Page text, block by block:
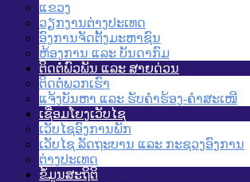
ແຂວງ
ວຽກງານຕ່າງປະເທດ
ອົງການຈັດຕັ້ງມະຫາຊົນ
ຫ້ອງການ ແລະ ບັນດາກົມ
ຕິດຕໍ່ພົວພັນ ແລະ ສາຍດ່ວນ
ຕິດຕໍ່ພວກເຮົາ
ແຈ້ງບັນຫາ ແລະ ຮັບຄໍາຮ້ອງ-ຄໍາສະເໜີ
ເຊື່ອມໂຍງເວັບໄຊ
ເວັບໄຊອົງການພັກ
ເວັບໄຊ ລັດຖະບານ ແລະ ກະຊວງອົງການ
ຕ່າງປະເທດ
ຂໍ້ມູນສະຖິຕິ